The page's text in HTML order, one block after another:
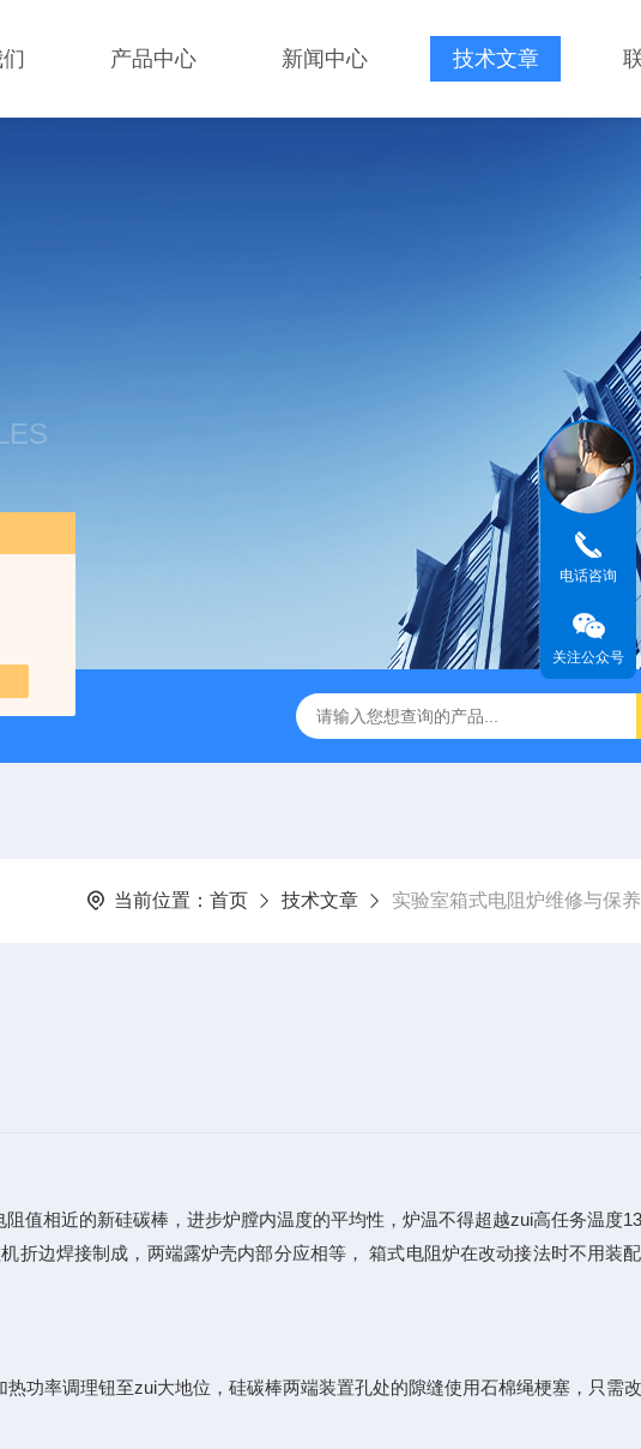
产品中心 新闻中心 技术文章
颚式破碎机 JMB系列精密恒温电热板 恒温恒湿生化培养箱
当前位置： 首页 技术文章 实验室箱式电阻炉维修与保
相近的新硅碳棒，进步炉膛内温度的平均性，炉温不得超越zui高任务温度
折边焊接制成，两端露炉壳内部分应相等， 箱式电阻炉在改动接法时不用装
率调理钮至zui大地位，硅碳棒两端装置孔处的隙缝使用石棉绳梗塞，只需
电话咨询
关注公众号